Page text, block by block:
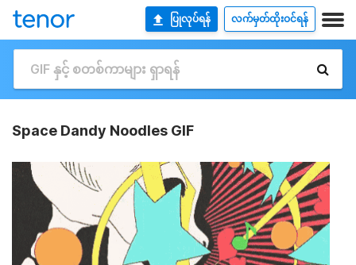
ပြုလုပ်ရန် လက်မှတ်ထိုးဝင်ရန်
Space Dandy Noodles GIF